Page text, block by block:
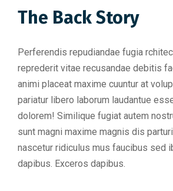
The Back Story
Perferendis repudiandae fugia
reprederit vitae recusandae debitis
animi placeat maxime cuuntur at
pariatur libero laborum laudantue
dolorem! Similique fugiat autem
sunt magni maxime magnis dis
nascetur ridiculus mus faucibus sed
dapibus. Exceros dapibus.